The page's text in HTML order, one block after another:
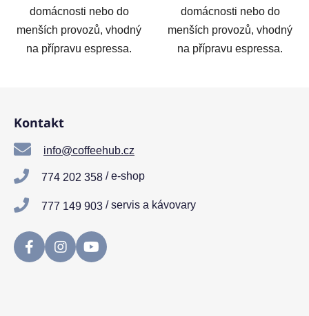
domácnosti nebo do
menších provozů, vhodný
na přípravu espressa.
domácnosti nebo do
menších provozů, vhodný
na přípravu espressa.
Kontakt
info@coffeehub.cz
774 202 358 / e-shop
777 149 903 / servis a kávovary